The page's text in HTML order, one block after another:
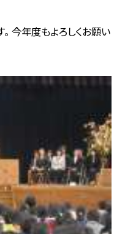
今年度もよろしくお願い